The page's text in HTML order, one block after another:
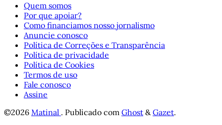
Quem somos
Por que apoiar?
Como financiamos nosso jornalismo
Anuncie conosco
Política de Correções e Transparência
Política de privacidade
Política de Cookies
Termos de uso
Fale conosco
Assine
©2026 Matinal . Publicado com Ghost &Gazet.